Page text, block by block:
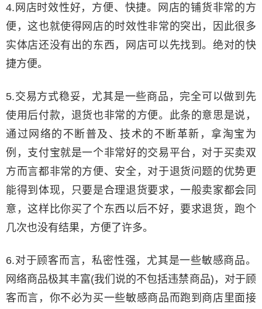
4.网店时效性好，方便、快捷。网店的铺货非常的方
便，这也就使得网店的时效性非常的突出，因此很多
实体店还没有出的东西，网店可以先找到。绝对的快
捷方便。
5.交易方式稳妥，尤其是一些商品，完全可以做到先
使用后付款，退货也非常的方便。此条的意思是说，
通过网络的不断普及、技术的不断革新，拿淘宝为
例，支付宝就是一个非常好的交易平台，对于买卖双
方而言都非常的方便、安全，对于退货问题的优势更
能得到体现，只要是合理退货要求，一般卖家都会同
意，这样比你买了个东西以后不好，要求退货，跑个
几次也没有结果，方便了许多。
6.对于顾客而言，私密性强，尤其是一些敏感商品。
网络商品极其丰富(我们说的不包括违禁商品)，对于顾
客而言，你不必为买一些敏感商品而跑到商店里面接